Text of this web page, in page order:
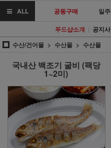
ALL 공동구매 일
푸드샵소개 | 공지
수산/건어물
수산물 수산물
국내산 백조기 굴비 (팩당
1~2미)